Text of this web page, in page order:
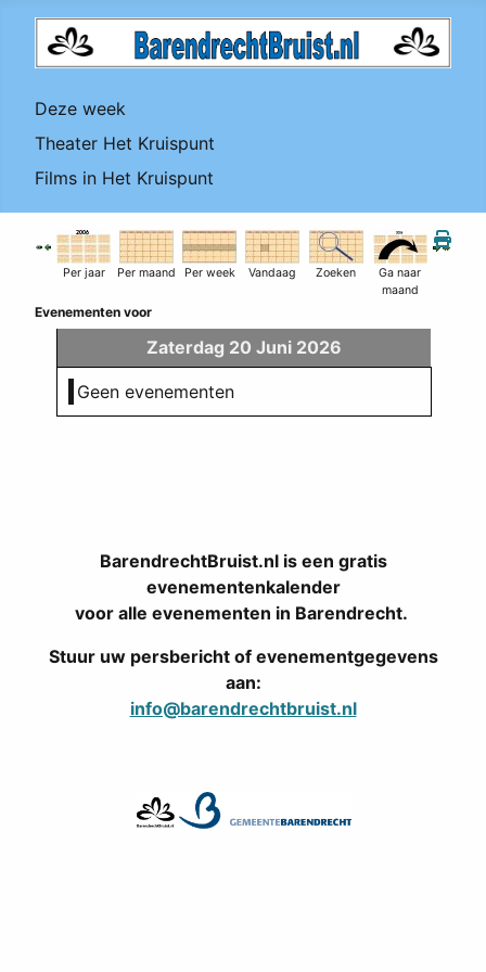
Deze week
Theater Het Kruispunt
Films in Het Kruispunt
Per jaar Per maand Per week Vandaag Zoeken
Ga naar
maand
Evenementen voor
Zaterdag 20 Juni 2026
Geen evenementen
BarendrechtBruist.nl is een gratis
evenementenkalender
voor alle evenementen in Barendrecht.
Stuur uw persbericht of evenementgegevens
aan:
info@barendrechtbruist.nl